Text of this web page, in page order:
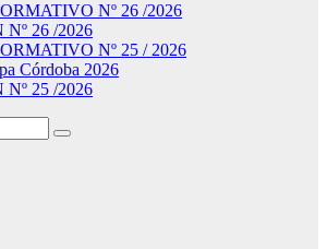
Nº 26 /2026
26 /2026
Nº 25 / 2026
Córdoba 2026
25 /2026